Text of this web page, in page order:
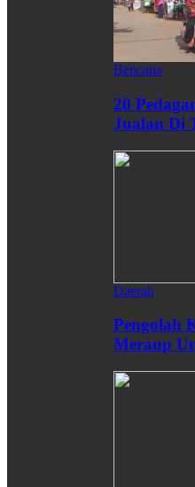
Bencana
20
Jualan Di
Daerah
Pengolah
Meraup